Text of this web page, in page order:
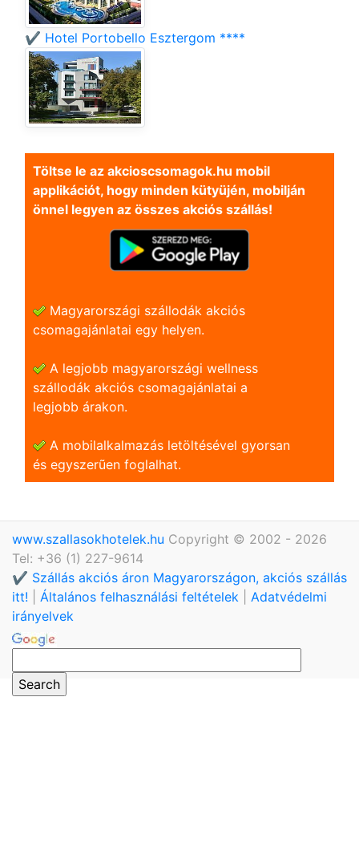
✔️ Hotel Portobello Esztergom ****
Töltse le az akcioscsomagok.hu mobil
applikációt, hogy minden kütyüjén, mobilján
önnel legyen az összes akciós szállás!
Magyarországi szállodák akciós
csomagajánlatai egy helyen.
A legjobb magyarországi wellness
szállodák akciós csomagajánlatai a
legjobb árakon.
A mobilalkalmazás letöltésével gyorsan
és egyszerũen foglalhat.
www.szallasokhotelek.hu Copyright © 2002 - 2026
Tel: +36 (1) 227-9614
✔️ Szállás akciós áron Magyarországon, akciós szállás
itt!
Általános felhasználási feltételek
Adatvédelmi
irányelvek